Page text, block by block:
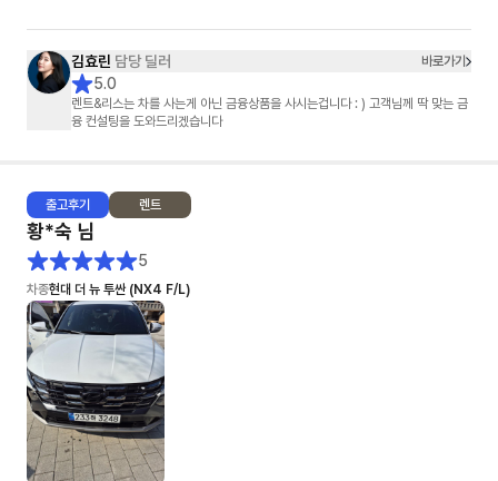
김효린 담당 딜러 바로가기
5.0
렌트&리스는 차를 사는게 아닌 금융상품을 사시는겁니다 : ) 고객님께 딱 맞는 금
융 컨설팅을 도와드리겠습니다
출고후기 렌트
황*숙 님
5
차종현대 더 뉴 투싼 (NX4 F/L)